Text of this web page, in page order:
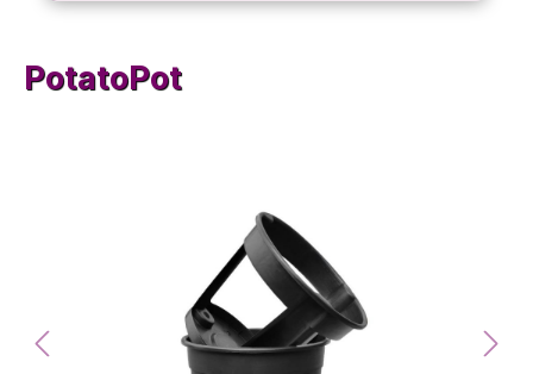
PotatoPot